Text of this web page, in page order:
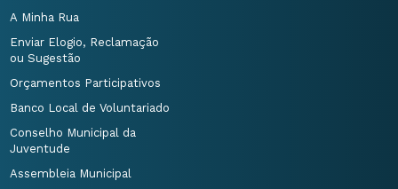
A Minha Rua
Enviar Elogio, Reclamação
ou Sugestão
Orçamentos Participativos
Banco Local de Voluntariado
Conselho Municipal da
Juventude
Assembleia Municipal